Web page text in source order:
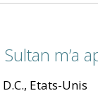
m’a
Etats-Unis